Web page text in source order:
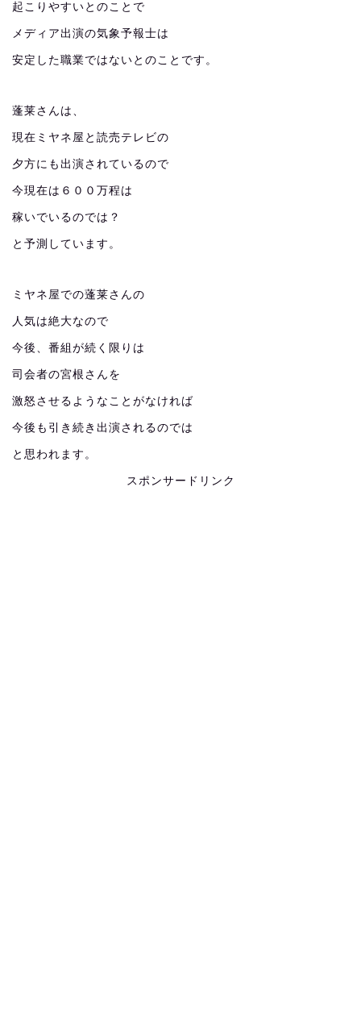
起こりやすいとのことで
メディア出演の気象予報士は
安定した職業ではないとのことです。
蓬莱さんは、
現在ミヤネ屋と読売テレビの
夕方にも出演されているので
今現在は６００万程は
稼いでいるのでは？
と予測しています。
ミヤネ屋での蓬莱さんの
人気は絶大なので
今後、番組が続く限りは
司会者の宮根さんを
激怒させるようなことがなければ
今後も引き続き出演されるのでは
と思われます。
スポンサードリンク